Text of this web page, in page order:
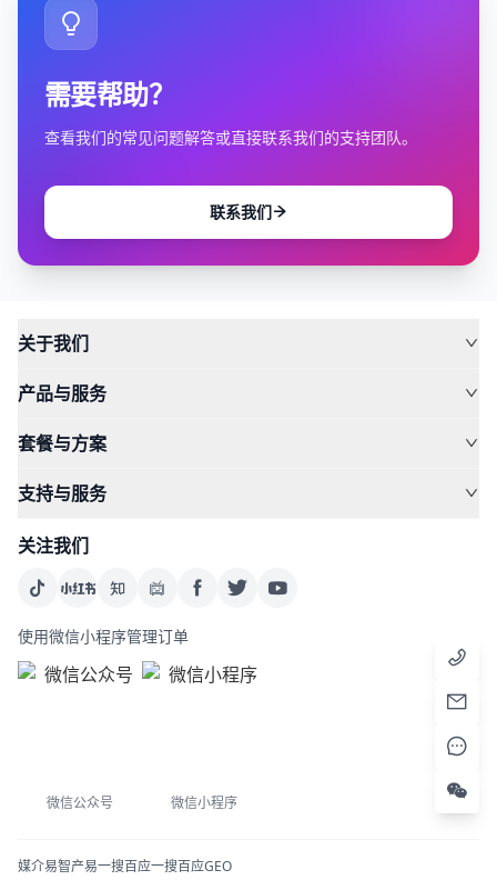
需要帮助？
查看我们的常见问题解答或直接联系我们的支持团队。
联系我们
关于我们
产品与服务
套餐与方案
支持与服务
关注我们
使用微信小程序管理订单
微信公众号 微信小程序
媒介易智产易一搜百应一搜百应GEO